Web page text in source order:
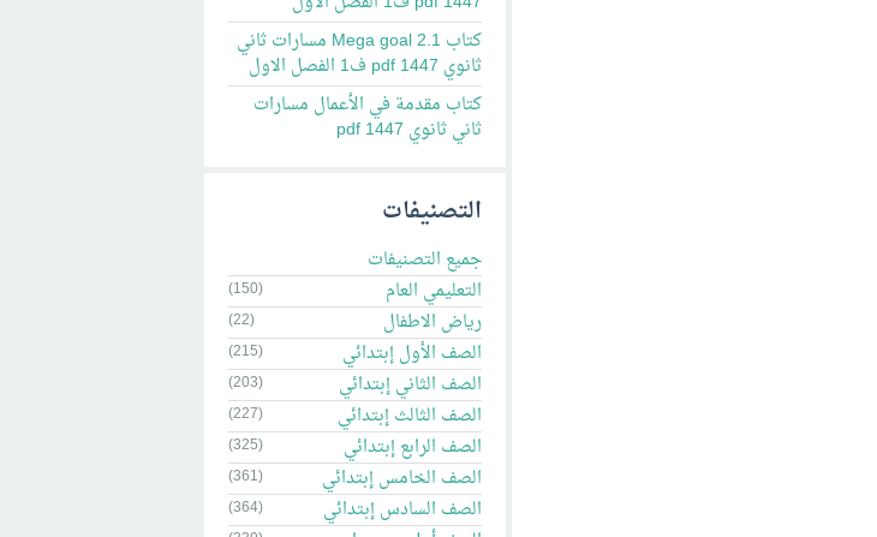
كتاب Mega goal 2.1 مسارات ثاني
ثانوي pdf 1447 ف1 الفصل الاول
كتاب مقدمة في الأعمال مسارات
ثاني ثانوي pdf 1447
التصنيفات
جميع التصنيفات
التعليمي العام
(150)
رياض الاطفال (22)
الصف الأول إبتدائي (215)
الصف الثاني إبتدائي (203)
الصف الثالث إبتدائي (227)
الصف الرابع إبتدائي (325)
الصف الخامس إبتدائي (361)
الصف السادس إبتدائي (364)